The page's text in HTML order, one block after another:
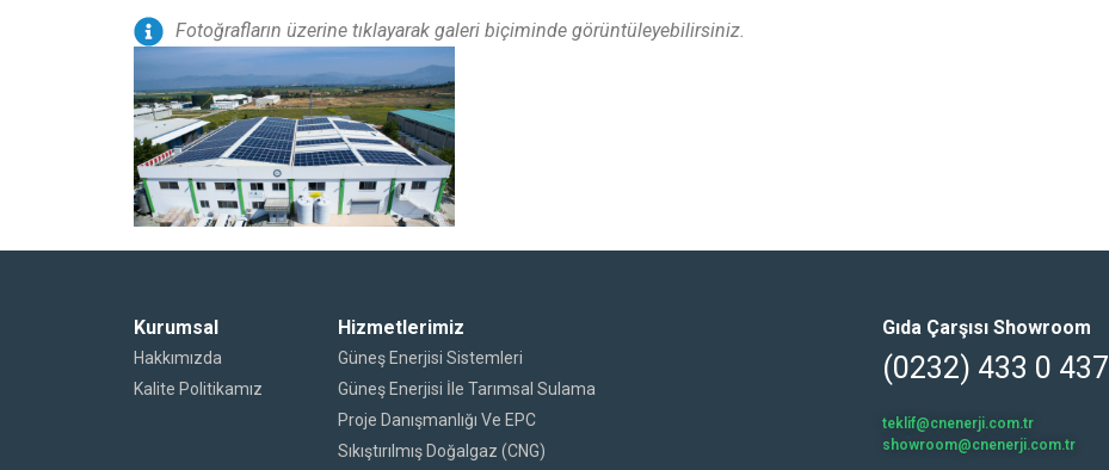
Fotoğrafların üzerine tıklayarak galeri biçiminde görüntüleyebilirsiniz.
Kurumsal
Hakkımızda
Kalite Politikamız
Hizmetlerimiz
Güneş Enerjisi Sistemleri
Güneş Enerjisi İle Tarımsal Sulama
Proje Danışmanlığı Ve EPC
Sıkıştırılmış Doğalgaz (CNG)
Gıda Çarşısı Showroom
(0232) 433 0 437
teklif@cnenerji.com.tr
showroom@cnenerji.com.tr